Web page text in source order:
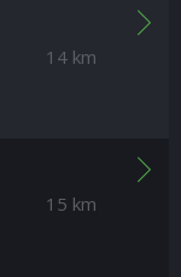
14 km
15 km